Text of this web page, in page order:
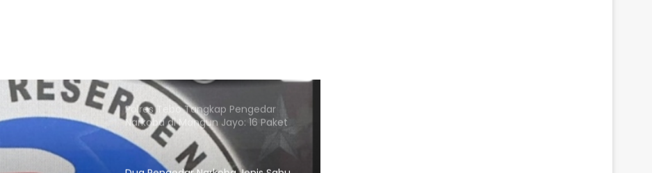
Polres Tebo Tangkap Pengedar
Narkoba di Mangun Jayo: 16 Paket
Sabu Diamankan